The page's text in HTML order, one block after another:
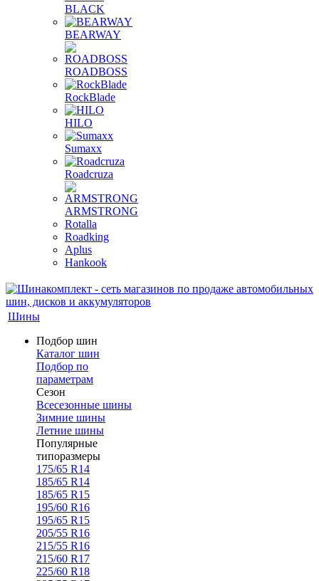
BLACK
BEARWAY
ROADBOSS
RockBlade
HILO
Sumaxx
Roadcruza
ARMSTRONG
Rotalla
Roadking
Aplus
Hankook
Шины
Подбор шин
Каталог шин
Подбор по
параметрам
Сезон
Всесезонные шины
Зимние шины
Летние шины
Популярные
типоразмеры
175/65 R14
185/65 R14
185/65 R15
195/60 R16
195/65 R15
205/55 R16
215/55 R16
215/60 R17
225/60 R18